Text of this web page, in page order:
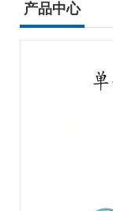
产品中心